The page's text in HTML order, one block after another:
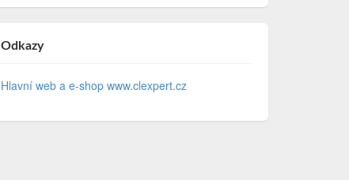
Odkazy
Hlavní web a e-shop www.clexpert.cz